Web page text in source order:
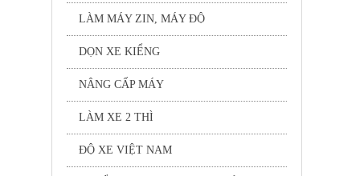
LÀM MÁY ZIN, MÁY ĐỘ
DỌN XE KIỂNG
NÂNG CẤP MÁY
LÀM XE 2 THÌ
ĐỘ XE VIỆT NAM